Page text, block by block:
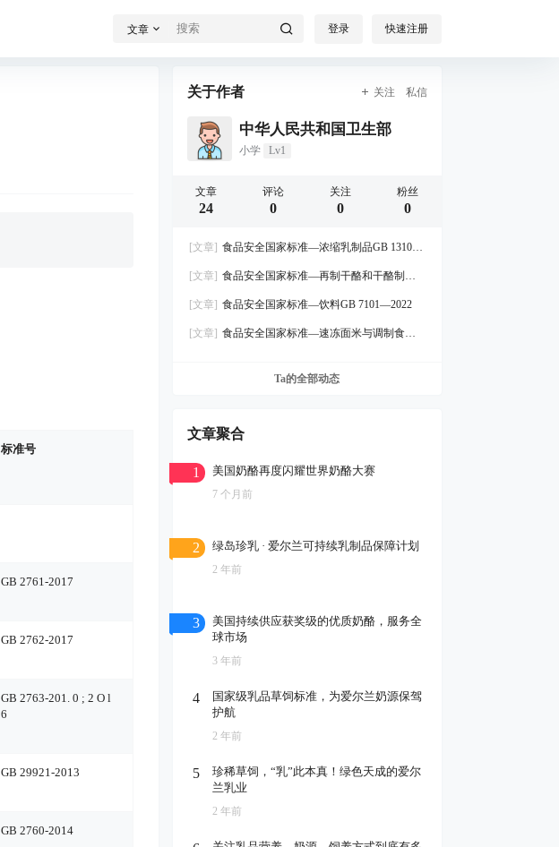
文章 登录 快速注册
标准号
GB 2761-2017
GB 2762-2017
GB 2763-201 . 0 ; 2 O l
6
GB 29921-2013
GB 2760-2014
关于作者 关注 私信
中华人民共和国卫生部
小学 Lv1
文章
24
评论
0
关注
0
粉丝
0
[文章] 食品安全国家标准—浓缩乳制品GB 13102
[文章] 食品安全国家标准—再制干酪和干酪制品
[文章] 食品安全国家标准—饮料GB 7101—2022
[文章] 食品安全国家标准—速冻面米与调制食品
Ta的全部动态
文章聚合
1 美国奶酪再度闪耀世界奶酪大赛
7 个月前
2 绿岛珍乳 · 爱尔兰可持续乳制品保障计划
2 年前
3
美国持续供应获奖级的优质奶酪，服务全
球市场
3 年前
4
国家级乳品草饲标准，为爱尔兰奶源保驾
护航
2 年前
5
珍稀草饲，“乳”此本真！绿色天成的爱尔
兰乳业
2 年前